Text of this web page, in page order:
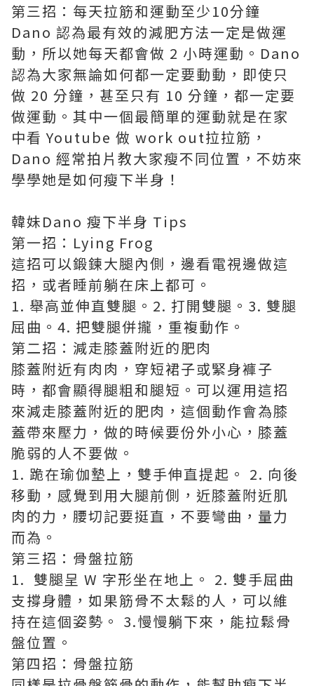
第三招：每天拉筋和運動至少10分鐘
Dano 認為最有效的減肥方法一定是做運
動，所以她每天都會做 2 小時運動。Dano
認為大家無論如何都一定要動動，即使只
做 20 分鐘，甚至只有 10 分鐘，都一定要
做運動。其中一個最簡單的運動就是在家
中看 Youtube 做 work out拉拉筋，
Dano 經常拍片教大家瘦不同位置，不妨來
學學她是如何瘦下半身！
韓妹Dano 瘦下半身 Tips
第一招：Lying Frog
這招可以鍛鍊大腿內側，邊看電視邊做這
招，或者睡前躺在床上都可。
1. 舉高並伸直雙腿。2. 打開雙腿。3. 雙腿
屈曲。4. 把雙腿併攏，重複動作。
第二招：減走膝蓋附近的肥肉
膝蓋附近有肉肉，穿短裙子或緊身褲子
時，都會顯得腿粗和腿短。可以運用這招
來減走膝蓋附近的肥肉，這個動作會為膝
蓋帶來壓力，做的時候要份外小心，膝蓋
脆弱的人不要做。
1. 跪在瑜伽墊上，雙手伸直提起。 2. 向後
移動，感覺到用大腿前側，近膝蓋附近肌
肉的力，腰切記要挺直，不要彎曲，量力
而為。
第三招：骨盤拉筋
1. 雙腿呈 W 字形坐在地上。 2. 雙手屈曲
支撐身體，如果筋骨不太鬆的人，可以維
持在這個姿勢。 3.慢慢躺下來，能拉鬆骨
盤位置。
第四招：骨盤拉筋